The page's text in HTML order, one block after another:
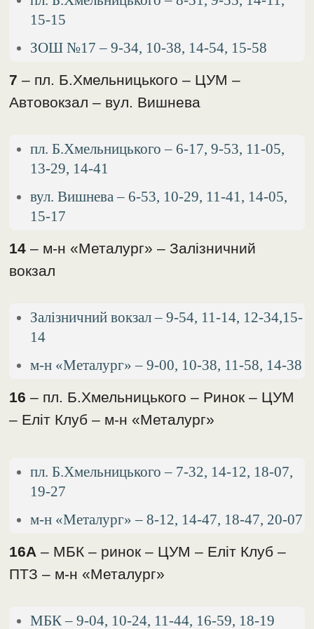
15-15
ЗОШ №17 – 9-34, 10-38, 14-54, 15-58
7 – пл. Б.Хмельницького – ЦУМ –
Автовокзал – вул. Вишнева
пл. Б.Хмельницького – 6-17, 9-53, 11-05,
13-29, 14-41
вул. Вишнева – 6-53, 10-29, 11-41, 14-05,
15-17
14 – м-н «Металург» – Залізничний
вокзал
Залізничний вокзал – 9-54, 11-14, 12-34,15-
14
м-н «Металург» – 9-00, 10-38, 11-58, 14-38
16 – пл. Б.Хмельницького – Ринок – ЦУМ
– Еліт Клуб – м-н «Металург»
пл. Б.Хмельницького – 7-32, 14-12, 18-07,
19-27
м-н «Металург» – 8-12, 14-47, 18-47, 20-07
16А – МБК – ринок – ЦУМ – Еліт Клуб –
ПТЗ – м-н «Металург»
МБК – 9-04, 10-24, 11-44, 16-59, 18-19